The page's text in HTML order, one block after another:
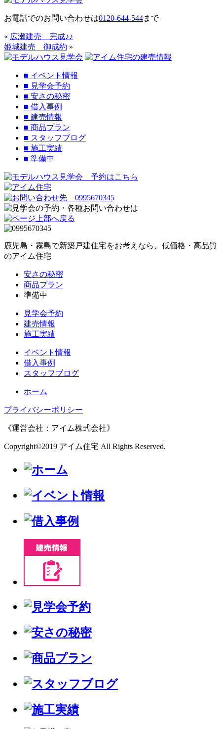
お電話でのお問い合わせは0120-644-544まで
« 広瀬建売 完成♪♪
姫城建売 御成約 »
■ イベント情報
■ 見学会予約
■ 安さの秘密
■ 借入事例
■ 建売情報
■ 商品プラン
■ スタッフブログ
■ 施工実績
■ 準備中
鹿児島・霧島で新築戸建住宅をお考えなら、低価格・高品質
のアイム住宅
安さの秘密
商品プラン
準備中
見学会予約
建売情報
施工実績
イベント情報
借入事例
スタッフブログ
ホーム
プライバシーポリシー
《運営会社：アイム株式会社》
Copyright©2019 アイム住宅 All Rights Reserved.